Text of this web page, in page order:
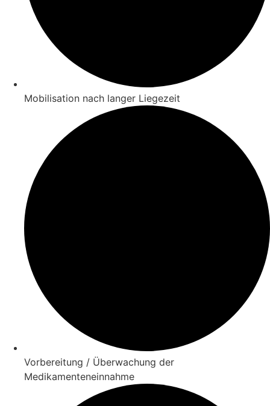
Mobilisation nach langer Liegezeit
Vorbereitung / Überwachung der
Medikamenteneinnahme